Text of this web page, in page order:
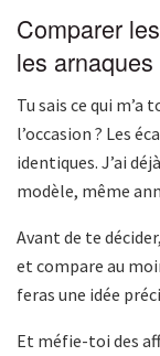
Comparer
les arnaques
Tu sais ce qui m’a
l’occasion ? Les
identiques. J’ai
modèle, même
Avant de te
et compare au
feras une idée
Et méfie-toi des